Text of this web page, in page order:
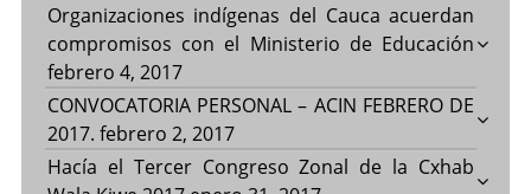
Organizaciones indígenas del Cauca acuerdan
compromisos con el Ministerio de Educación
febrero 4, 2017
CONVOCATORIA PERSONAL – ACIN FEBRERO DE
2017. febrero 2, 2017
Hacía el Tercer Congreso Zonal de la Cxhab